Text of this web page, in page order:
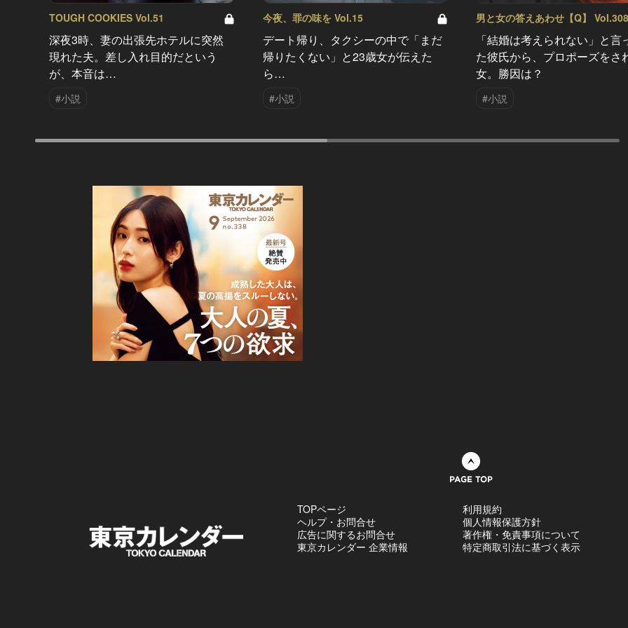
TOUGH COOKIES Vol.51
深夜3時、妻の出張先ホテルに突然
現れた夫。差し入れ目的だという
が、本音は…
#小説
今夜、罪の味を Vol.15
デート帰り、タクシーの中で「まだ
帰りたくない」と23歳女が伝えた
ら…
#小説
男と女の答えあわせ【Q】 Vol.308
「結婚は考えられない」と言
た彼氏から、プロポーズをさ
女。勝因は？
#小説
TOPページ
ヘルプ・お問合せ
広告に関するお問合せ
東京カレンダー 企業情報
利用規約
個人情報保護方針
著作権・免責事項について
特定商取引法に基づく表示